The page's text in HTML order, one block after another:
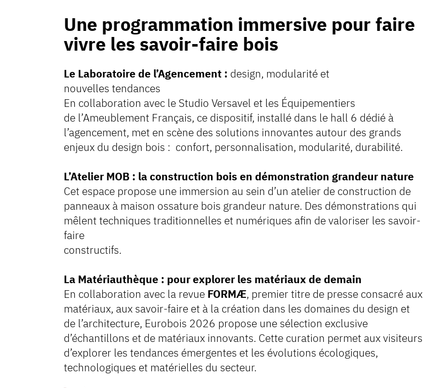
Une programmation immersive pour faire
vivre les savoir-faire bois
Le Laboratoire de l’Agencement : design, modularité et
nouvelles tendances
En collaboration avec le Studio Versavel et les Équipementiers
de l’Ameublement Français, ce dispositif, installé dans le hall 6 dédié à
l’agencement, met en scène des solutions innovantes autour des grands
enjeux du design bois : confort, personnalisation, modularité, durabilité.
L’Atelier MOB : la construction bois en démonstration grandeur nature
Cet espace propose une immersion au sein d’un atelier de construction de
panneaux à maison ossature bois grandeur nature. Des démonstrations qui
mêlent techniques traditionnelles et numériques afin de valoriser les savoir-
faire
constructifs.
La Matériauthèque : pour explorer les matériaux de demain
En collaboration avec la revue FORMÆ, premier titre de presse consacré aux
matériaux, aux savoir-faire et à la création dans les domaines du design et
de l’architecture, Eurobois 2026 propose une sélection exclusive
d’échantillons et de matériaux innovants. Cette curation permet aux visiteurs
d’explorer les tendances émergentes et les évolutions écologiques,
technologiques et matérielles du secteur.